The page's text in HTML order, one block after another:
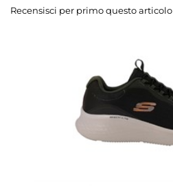
Recensisci per primo questo articolo